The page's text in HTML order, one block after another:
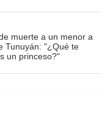
muerte a un menor a
Tunuyán: "¿Qué te
un princeso?"